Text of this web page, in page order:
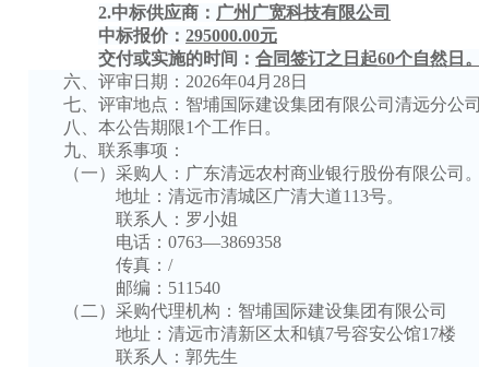
2.中标供应商： 广州广宽科技有限公司
中标报价： 295000.00元
交付或实施的时间： 合同签订之日起60个自然日。
六 、评审日期： 2026年04月 28日
七、 评审地点：智埔国际建设集团有限公司清远分公司
八
、本公告期限1个工作日。
九 、联系事项：
（一） 采购人：广东清远农村商业银行股份有限公司。
地址：清远市清城区广清大道113号。
联系人：罗小姐
电话： 0763—3869358
传真： /
邮编： 511540
（二）采购代理机构： 智埔国际建设集团有限公司
地址： 清远市清新区太和镇7号容安公馆17楼
联系人： 郭先生